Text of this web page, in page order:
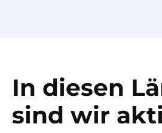
In diesen
sind wir